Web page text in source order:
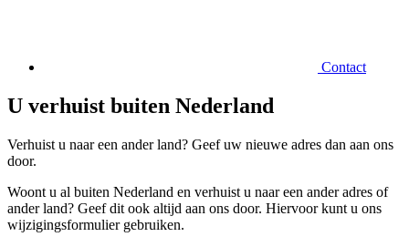
Contact
U verhuist buiten Nederland
Verhuist u naar een ander land? Geef uw nieuwe adres dan aan ons
door.
Woont u al buiten Nederland en verhuist u naar een ander adres of
ander land? Geef dit ook altijd aan ons door. Hiervoor kunt u ons
wijzigingsformulier gebruiken.